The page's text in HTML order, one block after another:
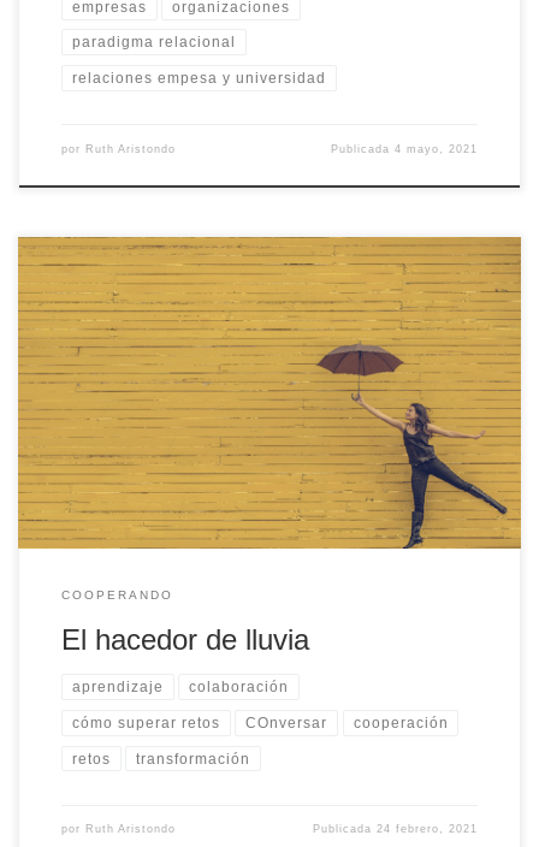
empresas organizaciones
paradigma relacional
relaciones empesa y universidad
por Ruth Aristondo Publicada4 mayo, 2021
Esta preciosa historia taoísta muestra la esencia del pensamiento
taoísta: el “No hacer” (Wu Wei) que “sí hace”. ¿Cómo la aplicas tú
en tu vida?
COOPERANDO
El hacedor de lluvia
aprendizaje colaboración
cómo superar retos COnversar cooperación
retos transformación
por Ruth Aristondo Publicada24 febrero, 2021